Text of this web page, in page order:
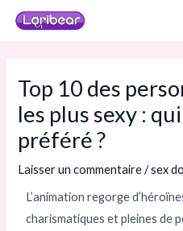
Aller
Top 10 des
les plus sexy :
préféré ?
Laisser un commentaire /sex
L’animation regorge
charismatiques et pleines de
Navigation
des